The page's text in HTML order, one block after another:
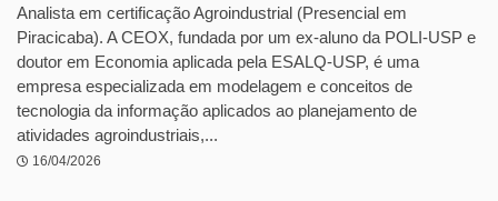
Analista em certificação Agroindustrial (Presencial em
Piracicaba). A CEOX, fundada por um ex-aluno da POLI-USP e
doutor em Economia aplicada pela ESALQ-USP, é uma
empresa especializada em modelagem e conceitos de
tecnologia da informação aplicados ao planejamento de
atividades agroindustriais,...
16/04/2026